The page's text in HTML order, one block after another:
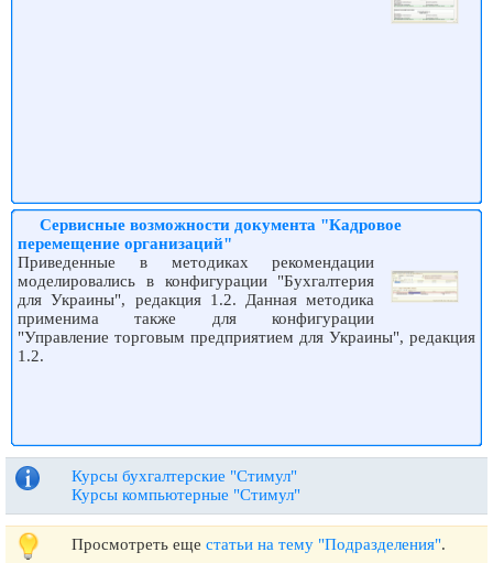
Сервисные возможности документа "Кадровое
перемещение организаций"
Приведенные в методиках рекомендации
моделировались в конфигурации "Бухгалтерия
для Украины", редакция 1.2. Данная методика
применима также для конфигурации
"Управление торговым предприятием для Украины", редакция
1.2.
Курсы бухгалтерские "Стимул"
Курсы компьютерные "Стимул"
Просмотреть еще статьи на тему "Подразделения".